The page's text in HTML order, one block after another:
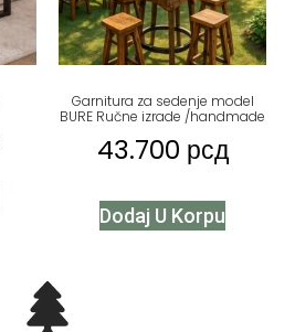
Garnitura za sedenje model
BURE Ručne izrade /handmade
43.700 рсд
Dodaj U Korpu